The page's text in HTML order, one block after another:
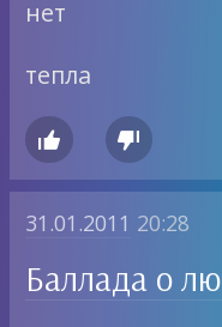
нет
тепла
 
31.01.2011 20:28
Баллада о